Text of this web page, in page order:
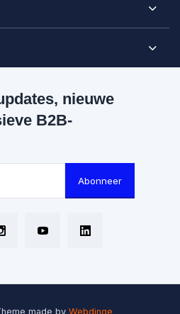
nieuwe
B2B-
Abonneer
made by Webdinge